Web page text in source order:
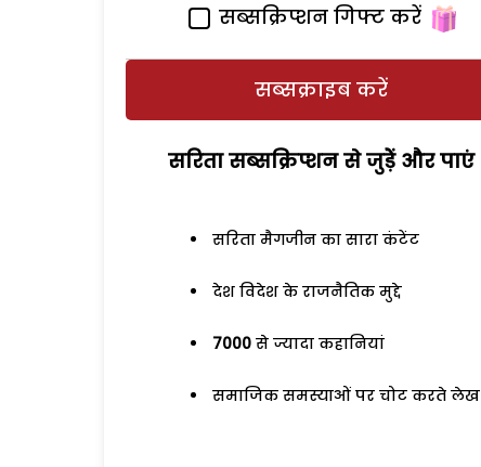
सब्सक्रिप्शन गिफ्ट करें
सब्सक्राइब करें
सरिता सब्सक्रिप्शन से जुड़ेें और पाएं
सरिता मैगजीन का सारा कंटेंट
देश विदेश के राजनैतिक मुद्दे
7000 से ज्यादा कहानियां
समाजिक समस्याओं पर चोट करते लेख